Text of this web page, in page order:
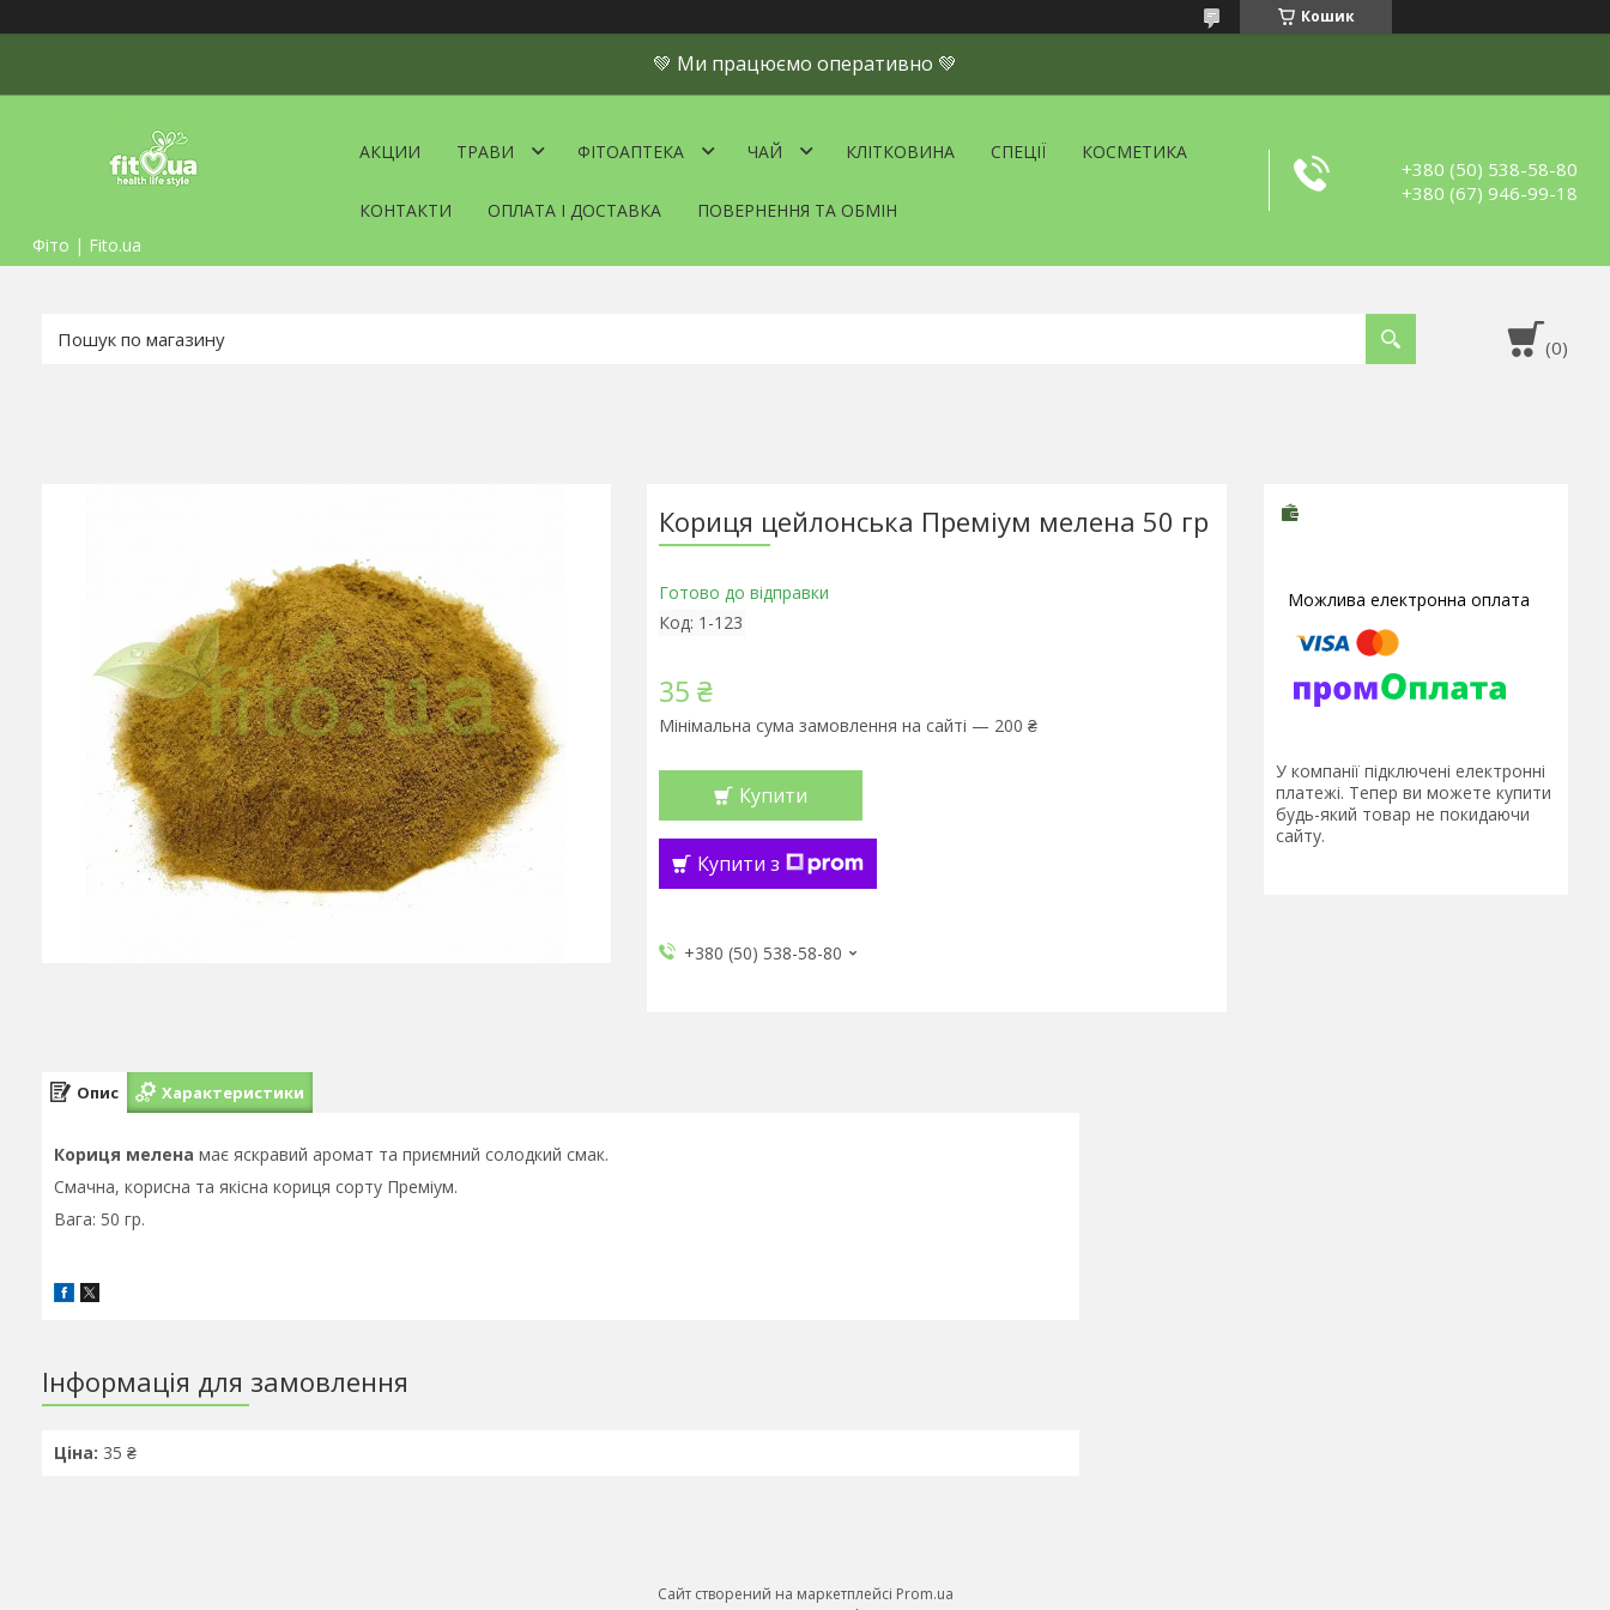
Кошик
💚 Ми працюємо оперативно 💚
Фіто | Fito.ua
АКЦИИ ТРАВИ ФІТОАПТЕКА ЧАЙ КЛІТКОВИНА СПЕЦІЇ КОСМЕТИКА
КОНТАКТИ ОПЛАТА І ДОСТАВКА ПОВЕРНЕННЯ ТА ОБМІН
+380 (50) 538-58-80
+380 (67) 946-99-18
Кориця цейлонська Преміум мелена 50 гр
Готово до відправки
Код: 1-123
35 ₴
Мінімальна сума замовлення на сайті — 200 ₴
Купити
Купити з
+380 (50) 538-58-80
У компанії підключені електронні
платежі. Тепер ви можете купити
будь-який товар не покидаючи
сайту.
Опис Характеристики
Кориця мелена має яскравий аромат та приємний солодкий смак.
Смачна, корисна та якісна кориця сорту Преміум.
Вага: 50 гр.
Інформація для замовлення
Ціна: 35 ₴
Сайт створений на маркетплейсі Prom.ua